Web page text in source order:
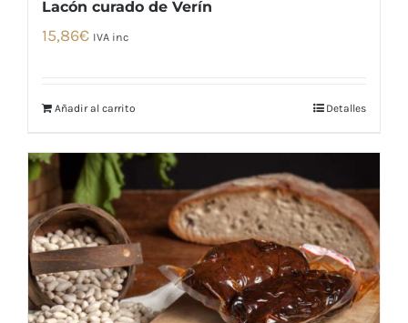
Lacón curado de Verín
15,86€ IVA inc
Añadir al carrito Detalles